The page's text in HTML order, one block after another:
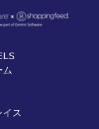
ム
イス